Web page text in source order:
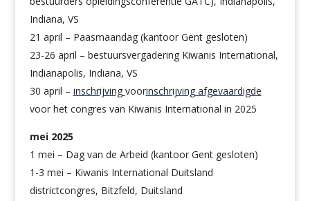
Indiana, VS
21 april – Paasmaandag (kantoor Gent gesloten)
23-26 april – bestuursvergadering Kiwanis International,
Indianapolis, Indiana, VS
30 april – inschrijving voorinschrijving afgevaardigde
voor het congres van Kiwanis International in 2025
mei 2025
1 mei – Dag van de Arbeid (kantoor Gent gesloten)
1-3 mei – Kiwanis International Duitsland
districtcongres, Bitzfeld, Duitsland